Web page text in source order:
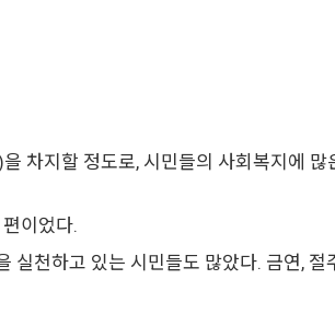
차지할 정도로, 시민들의 사회복지에 많
이었다.
천하고 있는 시민들도 많았다. 금연, 절